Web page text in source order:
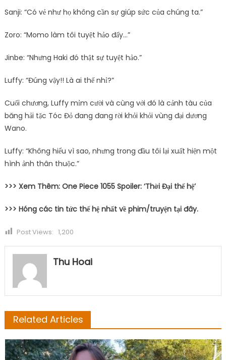
Sanji: “Có vẻ như họ không cần sự giúp sức của chúng ta.”
Zoro: “Momo làm tôi tuyệt hảo đấy…”
Jinbe: “Nhưng Haki đó thật sự tuyệt hảo.”
Luffy: “Đúng vậy!! Là ai thế nhỉ?”
Cuối chương, Luffy mỉm cười và cùng với đó là cảnh tàu của
băng hải tặc Tóc Đỏ đang đang rời khỏi khỏi vùng đại dương
Wano.
Luffy: “Không hiểu vì sao, nhưng trong đầu tôi lại xuất hiện một
hình ảnh thân thuộc.”
>>> Xem Thêm: One Piece 1055 Spoiler: ‘Thời Đại thế hệ’
>>> Hóng các tin tức thế hệ nhất về phim/truyện tại đây.
Post Views: 1,200
Thu Hoai
Related Articles